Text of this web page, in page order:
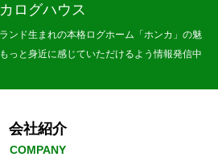
ログハウス
ンド生まれの本格ログホーム「ホンカ」の魅
っと身近に感じていただけるよう情報発信中
会社紹介
COMPANY